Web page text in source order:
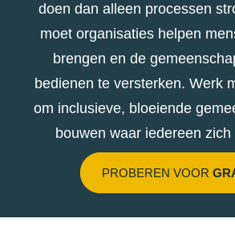
doen dan alleen processen
moet organisaties helpen
brengen en de
bedienen te versterken. Werk
om inclusieve, bloeiende
bouwen waar iedereen
PROBEREN VOOR